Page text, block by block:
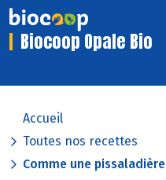
Biocoop Opale Bio
Accueil
Toutes nos recettes
Comme une pissaladière